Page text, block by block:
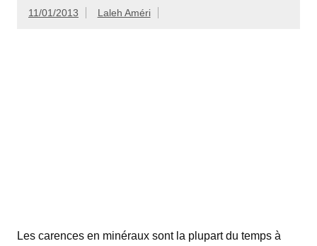
11/01/2013 Laleh Améri
Les carences en minéraux sont la plupart du temps à